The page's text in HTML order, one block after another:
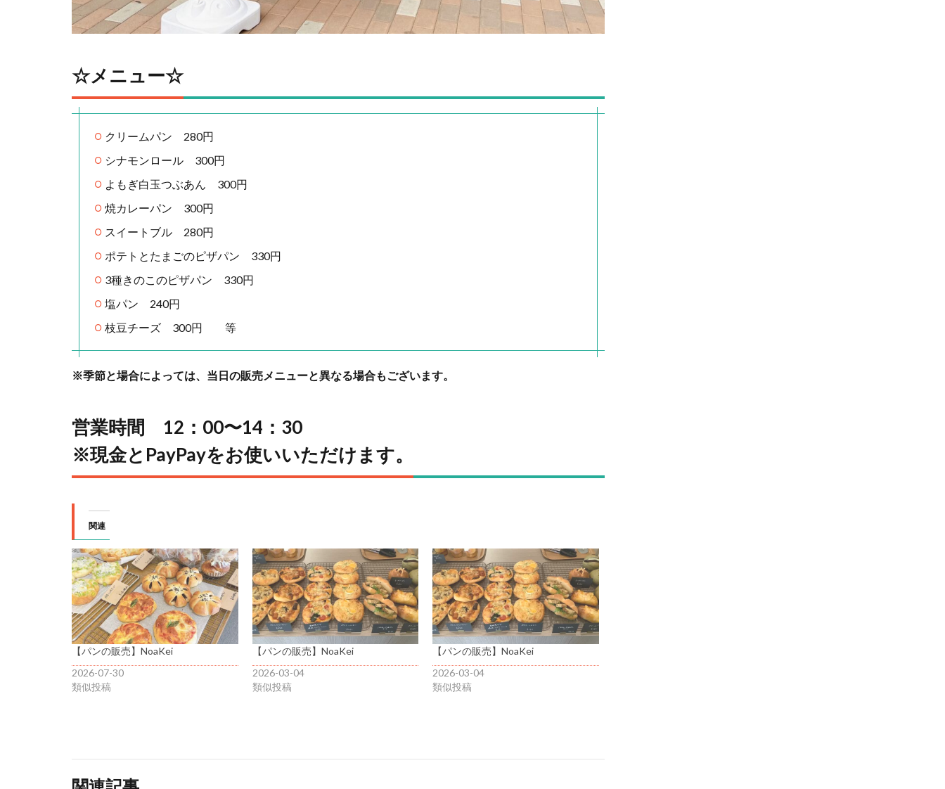
☆メニュー☆
クリームパン 280円
シナモンロール 300円
よもぎ白玉つぶあん 300円
焼カレーパン 300円
スイートブル 280円
ポテトとたまごのピザパン 330円
3種きのこのピザパン 330円
塩パン 240円
枝豆チーズ 300円 等
※季節と場合によっては、当日の販売メニューと異なる場合もございます。
営業時間 12：00〜14：30
※現金とPayPayをお使いいただけます。
関連
【パンの販売】NoaKei
2026-07-30
類似投稿
【パンの販売】NoaKei
2026-03-04
類似投稿
【パンの販売】NoaKei
2026-03-04
類似投稿